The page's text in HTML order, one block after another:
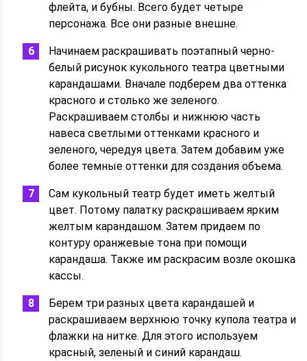
флейта, и бубны. Всего будет четыре
персонажа. Все они разные внешне.
Начинаем раскрашивать поэтапный черно-
белый рисунок кукольного театра цветными
карандашами. Вначале подберем два оттенка
красного и столько же зеленого.
Раскрашиваем столбы и нижнюю часть
навеса светлыми оттенками красного и
зеленого, чередуя цвета. Затем добавим уже
более темные оттенки для создания объема.
Сам кукольный театр будет иметь желтый
цвет. Потому палатку раскрашиваем ярким
желтым карандашом. Затем придаем по
контуру оранжевые тона при помощи
карандаша. Также им раскрасим возле окошка
кассы.
Берем три разных цвета карандашей и
раскрашиваем верхнюю точку купола театра и
флажки на нитке. Для этого используем
красный, зеленый и синий карандаш.